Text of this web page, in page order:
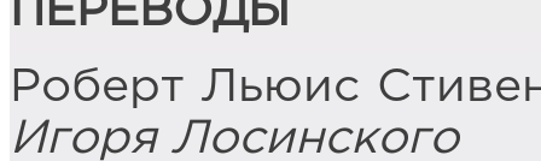
ПЕРЕВОДЫ
Роберт Льюис
Игоря Лосинского